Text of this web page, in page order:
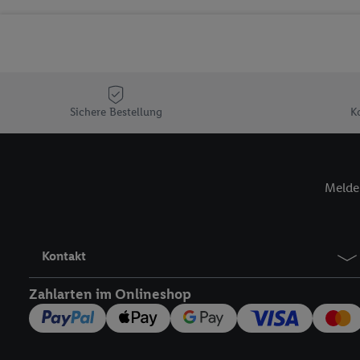
Sichere Bestellung
Kontakt
Zahlarten im Onlineshop
Sofern Sie hier Ihre
Plus-Konto einloggen,
zu erstellen (die
können, um Sie in
Hierzu wird von uns
Zudem erlauben Sie
den Lidl-Diensten
Wenn das der Fall ist,
Kundenkonto-
Insbesondere können
Nutzung der Utiq-
widerrufen - jederzeit
Telekommunikations-